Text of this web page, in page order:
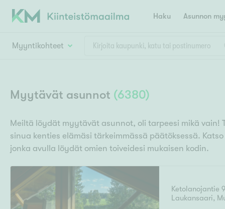
Haku Asunnon
E
Espoo
H
Hamina
Hämeenlinna
Myyntikohteet
Asuntotyyppi
Myytävät asunnot (6380)
Meiltä löydät myytävät asunnot, oli tarpeesi mikä vain!
sinua kenties elämäsi tärkeimmässä päätöksessä.
jonka avulla löydät omien toiveidesi mukaisen kodin.
Ketolanojantie 9
Laukansaari,